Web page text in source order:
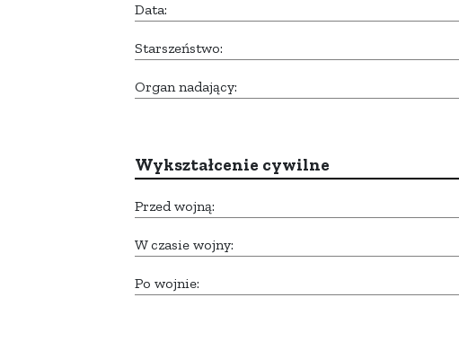
Data:
Starszeństwo:
Organ nadający:
Wykształcenie cywilne
Przed wojną:
W czasie wojny:
Po wojnie: